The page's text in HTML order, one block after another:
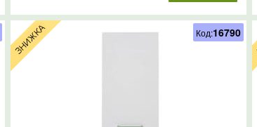
Код:16790